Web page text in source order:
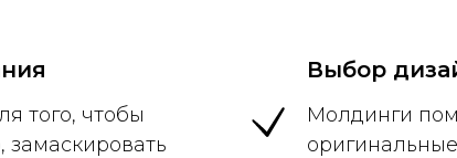
того, чтобы
замаскировать
Выбор
Молдинги